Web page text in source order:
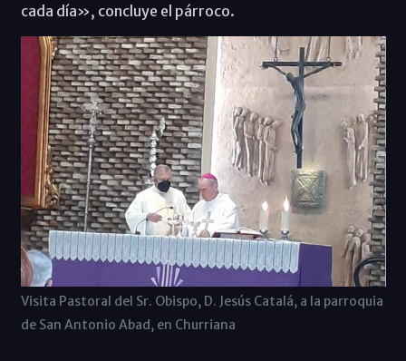
cada día», concluye el párroco.
Visita Pastoral del Sr. Obispo, D. Jesús Catalá, a la parroquia
de San Antonio Abad, en Churriana